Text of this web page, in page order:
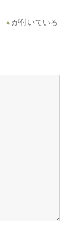
※ が付いている